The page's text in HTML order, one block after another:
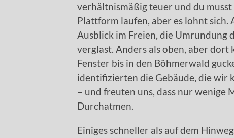
verhältnismäßig teuer und du
Plattform laufen, aber es lohnt sich.
Ausblick im Freien, die Umrundung
verglast. Anders als oben, aber
Fenster bis in den Böhmerwald
identifizierten die Gebäude, die wir
– und freuten uns, dass nur wenige
Durchatmen.
Einiges schneller als auf dem